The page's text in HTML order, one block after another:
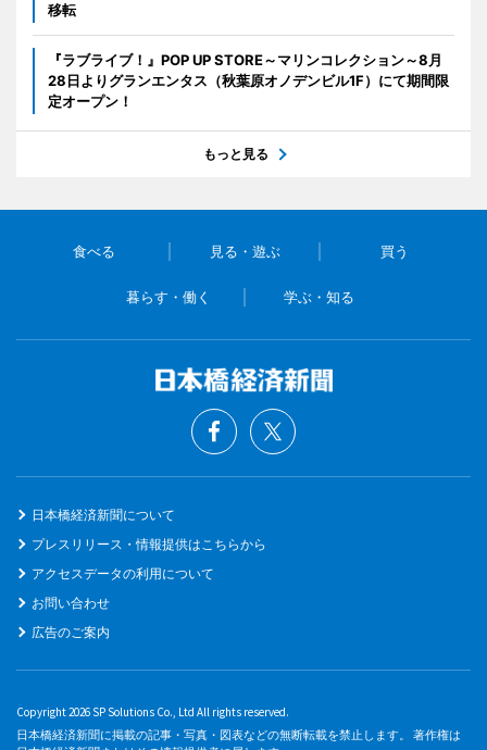
移転
『ラブライブ！』POP UP STORE～マリンコレクション～8月
28日よりグランエンタス（秋葉原オノデンビル1F）にて期間限
定オープン！
もっと見る
食べる 見る・遊ぶ 買う
暮らす・働く 学ぶ・知る
日本橋経済新聞について
プレスリリース・情報提供はこちらから
アクセスデータの利用について
お問い合わせ
広告のご案内
Copyright 2026 SP Solutions Co., Ltd All rights reserved.
日本橋経済新聞に掲載の記事・写真・図表などの無断転載を禁止します。 著作権は